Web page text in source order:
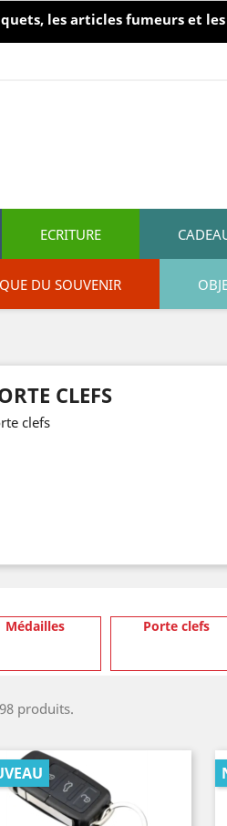
les articles fumeurs et
ECRITURE
DU SOUVENIR
CLEFS
clefs
Médailles Porte clefs
produits.